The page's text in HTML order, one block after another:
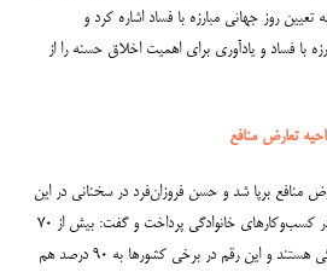
روز جهانی مبارزه با فساد اشاره کرد و
با فساد و یادآوری برای اهمیت اخلاق حسنه را از
تعارض منافع
منافع برپا شد و حسن فروزان‌فرد در سخنانی در این
پنل به مساله مدیریت تعارض منافع در کسب‌وکارهای خانوادگی پرداخت و گفت: بیش از ۷۰
درصد کسب‌وکارها در کشورها خانوادگی هستند و این رقم در برخی کشورها به ۹۰ درصد هم